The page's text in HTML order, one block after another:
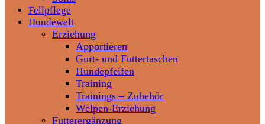
Fellpflege
Hundewelt
Erziehung
Apportieren
Gurt- und Futtertaschen
Hundepfeifen
Training
Trainings – Zubehör
Welpen-Erziehung
Futterergänzung